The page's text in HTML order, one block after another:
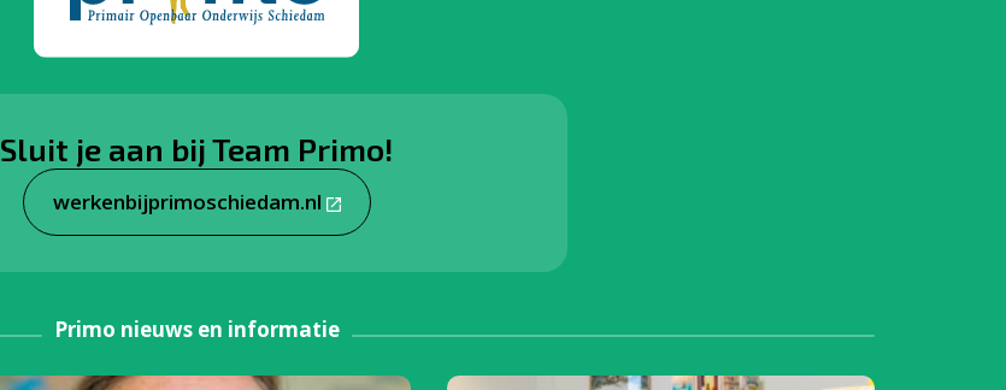
Sluit je aan bij Team Primo!
werkenbijprimoschiedam.nl
Primo nieuws en informatie